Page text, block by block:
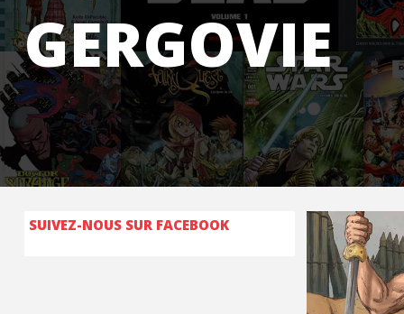
GERGOVIE
SUIVEZ-NOUS SUR FACEBOOK